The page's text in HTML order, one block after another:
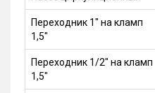
Переходник 1" на кламп
1,5"
Переходник 1/2" на кламп
1,5"